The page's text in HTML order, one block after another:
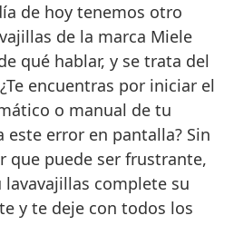
de hoy tenemos otro
de la marca Miele
qué hablar, y se trata del
encuentras por iniciar el
o manual de tu
este error en pantalla? Sin
que puede ser frustrante,
complete su
y te deje con todos los